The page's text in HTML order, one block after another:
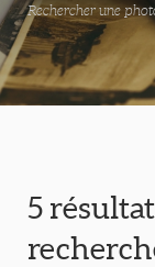
Rechercher une
5